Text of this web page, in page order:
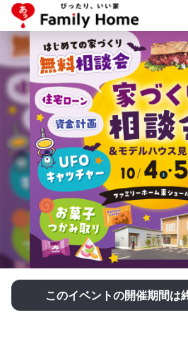
このイベントの開催期間は